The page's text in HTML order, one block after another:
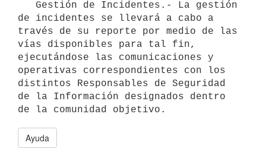
de incidentes se llevará a cabo a
través de su reporte por medio de las
vías disponibles para tal fin,
ejecutándose las comunicaciones y
operativas correspondientes con los
distintos Responsables de Seguridad
de la Información designados dentro
Ayuda